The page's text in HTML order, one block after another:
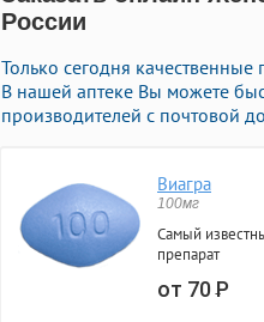
России
Только сегодня
В нашей аптеке Вы можете
производителей с почтовой
Виагра
100мг
Самый
препарат
от 70Р